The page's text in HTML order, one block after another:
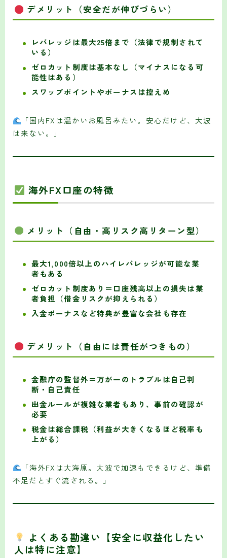
デメリット（安全だが伸びづらい）
レバレッジは最大25倍まで（法律で規制されて
いる）
ゼロカット制度は基本なし（マイナスになる可
能性はある）
スワップポイントやボーナスは控えめ
「国内FXは温かいお風呂みたい。安心だけど、大波
は来ない。」
海外FX口座の特徴
メリット（自由・高リスク高リターン型）
最大1,000倍以上のハイレバレッジが可能な業
者もある
ゼロカット制度あり＝口座残高以上の損失は業
者負担（借金リスクが抑えられる）
入金ボーナスなど特典が豊富な会社も存在
デメリット（自由には責任がつきもの）
金融庁の監督外＝万が一のトラブルは自己判
断・自己責任
出金ルールが複雑な業者もあり、事前の確認が
必要
税金は総合課税（利益が大きくなるほど税率も
上がる）
「海外FXは大海原。大波で加速もできるけど、準備
不足だとすぐ流される。」
よくある勘違い【安全に収益化したい
人は特に注意】